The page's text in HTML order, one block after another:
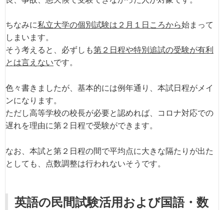
ちなみに私立大学の個別試験は２月１日ころから始まって
しまいます。
そう考えると、必ずしも第２日程や特別追試の受験が有利
とは言えないです。
色々書きましたが、基本的には例年通り、本試日程がメイ
ンになります。
ただし高等学校の校長が必要と認めれば、コロナ対応での
遅れを理由に第２日程で受験ができます。
なお、本試と第２日程の間で平均点に大きな隔たりが出た
としても、点数調整は行われないそうです。
英語の民間試験活用および国語・数